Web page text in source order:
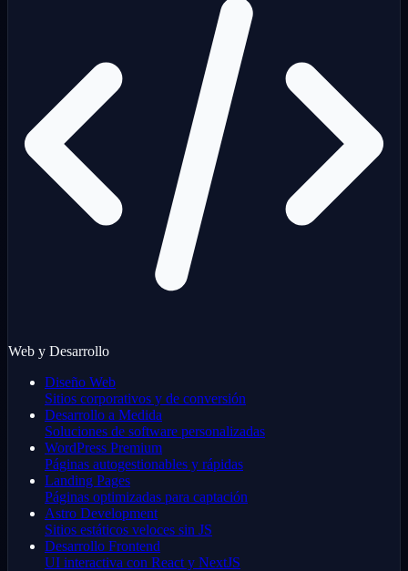
Web y Desarrollo
Diseño Web
Sitios corporativos y de conversión
Desarrollo a Medida
Soluciones de software personalizadas
WordPress Premium
Páginas autogestionables y rápidas
Landing Pages
Páginas optimizadas para captación
Astro Development
Sitios estáticos veloces sin JS
Desarrollo Frontend
UI interactiva con React y NextJS